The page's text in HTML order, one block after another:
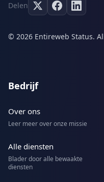
Delen
© 2026 Entireweb Status.
Bedrijf
Over ons
Leer meer over onze missie
Alle diensten
Blader door alle bewaakte
diensten